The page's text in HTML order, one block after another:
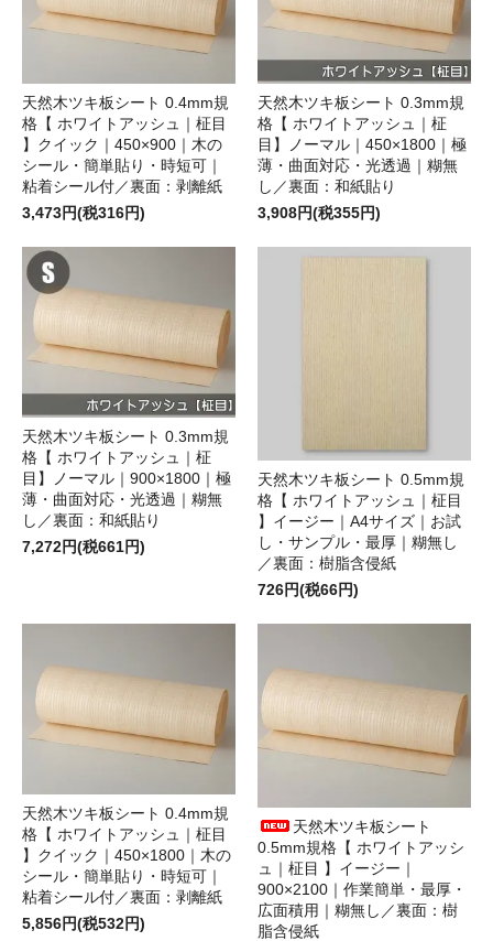
天然木ツキ板シート 0.4mm規
格【 ホワイトアッシュ｜柾目
】クイック｜450×900｜木の
シール・簡単貼り・時短可｜
粘着シール付／裏面：剥離紙
3,473円(税316円)
天然木ツキ板シート 0.3mm規
格【 ホワイトアッシュ｜柾
目】ノーマル｜450×1800｜極
薄・曲面対応・光透過｜糊無
し／裏面：和紙貼り
3,908円(税355円)
天然木ツキ板シート 0.3mm規
格【 ホワイトアッシュ｜柾
目】ノーマル｜900×1800｜極
薄・曲面対応・光透過｜糊無
し／裏面：和紙貼り
7,272円(税661円)
天然木ツキ板シート 0.5mm規
格【 ホワイトアッシュ｜柾目
】イージー｜A4サイズ｜お試
し・サンプル・最厚｜糊無し
／裏面：樹脂含侵紙
726円(税66円)
天然木ツキ板シート 0.4mm規
格【 ホワイトアッシュ｜柾目
】クイック｜450×1800｜木の
シール・簡単貼り・時短可｜
粘着シール付／裏面：剥離紙
5,856円(税532円)
天然木ツキ板シート
0.5mm規格【 ホワイトアッシ
ュ｜柾目 】イージー｜
900×2100｜作業簡単・最厚・
広面積用｜糊無し／裏面：樹
脂含侵紙